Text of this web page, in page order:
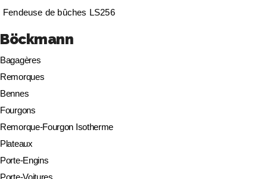
Fendeuse de bûches LS256
Böckmann
Bagagères
Remorques
Bennes
Fourgons
Remorque-Fourgon Isotherme
Plateaux
Porte-Engins
Porte-Voitures